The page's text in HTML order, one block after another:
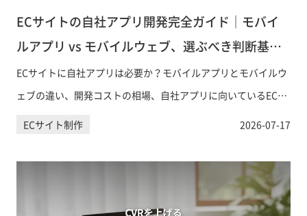
ECサイトの自社アプリ開発完全ガイド｜モバイ
ルアプリ vs モバイルウェブ、選ぶべき判断基準
とは
ECサイトに自社アプリは必要か？モバイルアプリとモバイルウ
ェブの違い、開発コストの相場、自社アプリに向いているEC事
業の特徴、Shopify対応の実装方法まで、意思決定に必要な情報
ECサイト制作 2026-07-17